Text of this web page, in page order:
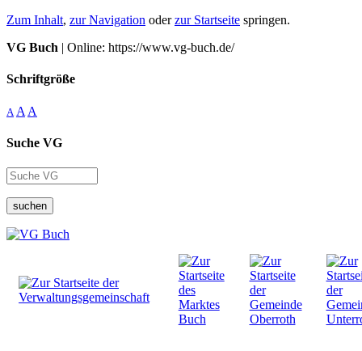
Zum Inhalt, zur Navigation oderzur Startseite springen.
VG Buch | Online: https://www.vg-buch.de/
Schriftgröße
A A A
Suche VG
suchen